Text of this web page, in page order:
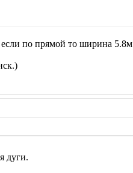
по прямой то ширина 5.8м
дуги.